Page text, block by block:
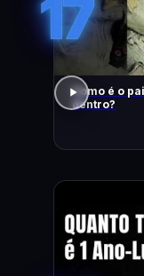
17
Como é o
dentro?